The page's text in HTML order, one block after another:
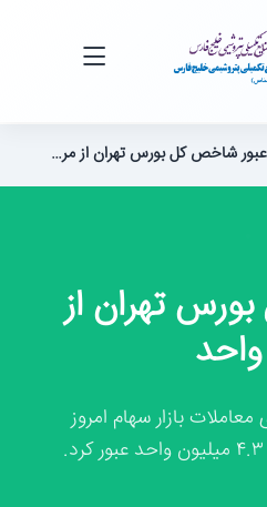
عبور شاخص کل بورس تهران از مر…
تهران از
بازار سهام امروز